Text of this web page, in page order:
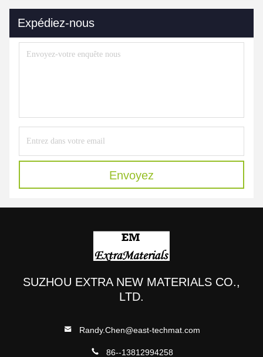
Expédiez-nous
Envoyez
SUZHOU EXTRA NEW MATERIALS CO.,
LTD.
Randy.Chen@east-techmat.com
86--13812994258